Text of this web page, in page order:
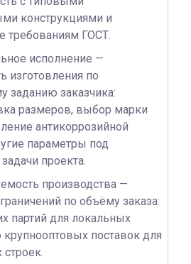
конструкциями и
требованиям ГОСТ.
исполнение —
изготовления по
заданию заказчика:
размеров, выбор марки
антикоррозийной
параметры под
проекта.
производства —
по объёму заказа:
партий для локальных
поставок для